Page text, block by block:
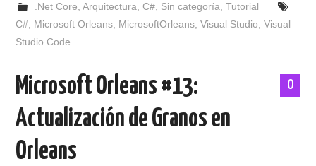
.Net Core, Arquitectura, C#, Sin categoría, Tutorial
C#, Microsoft Orleans, MicrosoftOrleans,Visual Studio,Visual
Studio Code
0
Microsoft Orleans #13:
Actualización de Granos en
Orleans